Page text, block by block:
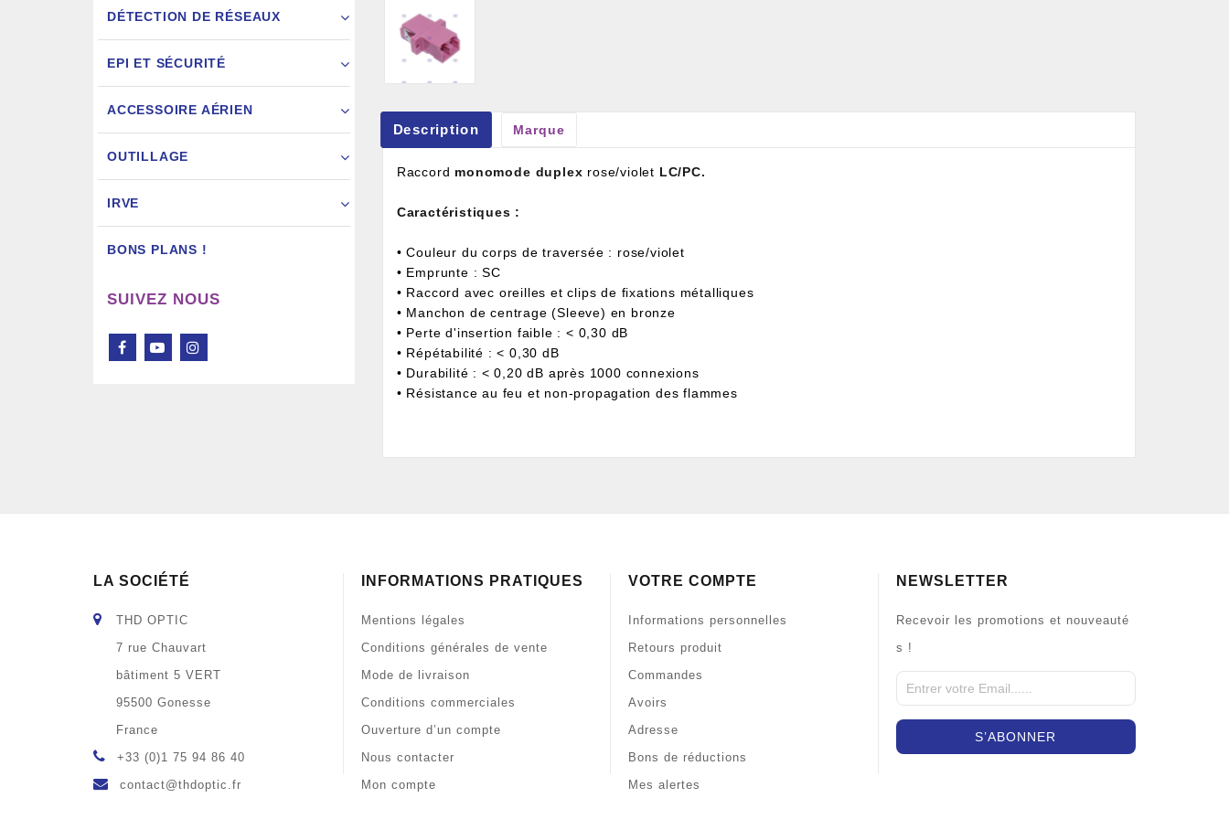
DÉTECTION DE RÉSEAUX
EPI ET SÉCURITÉ
ACCESSOIRE AÉRIEN
OUTILLAGE
IRVE
BONS PLANS !
SUIVEZ NOUS
Description Marque
Raccord monomode duplex rose/violet LC/PC.
Caractéristiques :
• Couleur du corps de traversée : rose/violet
• Emprunte : SC
• Raccord avec oreilles et clips de fixations métalliques
• Manchon de centrage (Sleeve) en bronze
• Perte d'insertion faible : < 0,30 dB
• Répétabilité : < 0,30 dB
• Durabilité : < 0,20 dB après 1000 connexions
• Résistance au feu et non-propagation des flammes
LA SOCIÉTÉ
THD OPTIC
7 rue Chauvart
bâtiment 5 VERT
95500 Gonesse
France
+33 (0)1 75 94 86 40
contact@thdoptic.fr
INFORMATIONS PRATIQUES
Mentions légales
Conditions générales de vente
Mode de livraison
Conditions commerciales
Ouverture d’un compte
Nous contacter
Mon compte
VOTRE COMPTE
Informations personnelles
Retours produit
Commandes
Avoirs
Adresse
Bons de réductions
Mes alertes
NEWSLETTER
Recevoir les promotions et nouveauté
s !